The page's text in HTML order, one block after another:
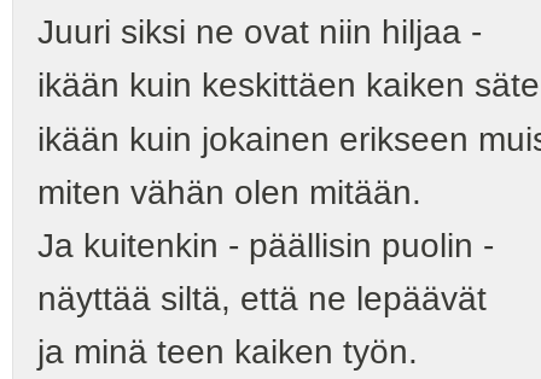
Juuri siksi ne ovat niin hiljaa -
ikään kuin keskittäen kaiken
ikään kuin jokainen erikseen
miten vähän olen mitään.
Ja kuitenkin - päällisin puolin -
näyttää siltä, että ne lepäävät
ja minä teen kaiken työn.